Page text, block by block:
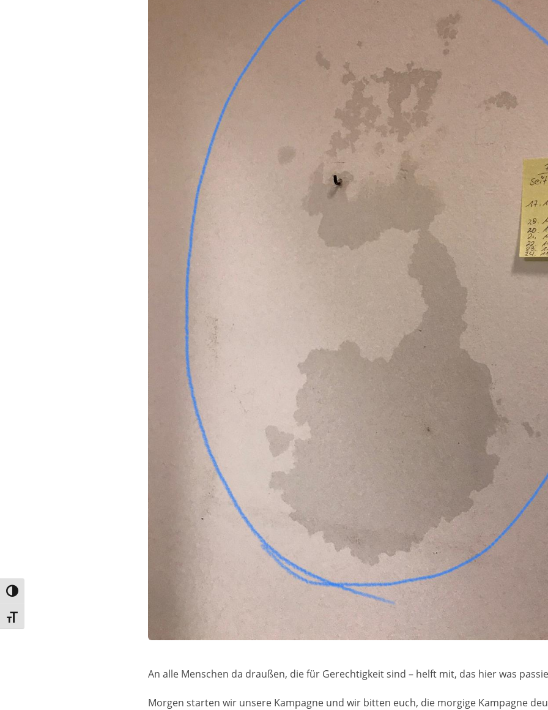
Umschalten auf hohe Kontraste
Schrift vergrößern
An alle Menschen da draußen, die für Gerechtigkeit sind – helft mit, das hier was
Morgen starten wir unsere Kampagne und wir bitten euch, die morgige Kampagne